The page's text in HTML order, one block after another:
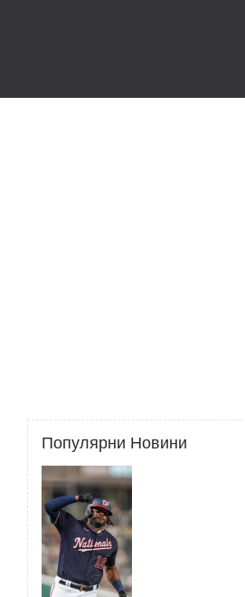
Популярни Новини